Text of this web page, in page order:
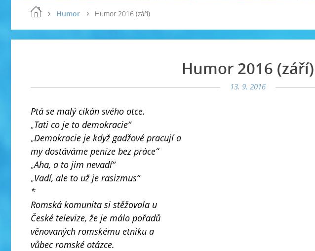
Humor Humor 2016 (září)
Humor 2016 (září)
13. 9. 2016
Ptá se malý cikán svého otce.
„Tati co je to demokracie“
„Demokracie je když gadžové pracují a
my dostáváme peníze bez práce“
„Aha, a to jim nevadí“
„Vadí, ale to už je rasizmus“
*
Romská komunita si stěžovala u
České televize, že je málo pořadů
věnovaných romskému etniku a
vůbec romské otázce.